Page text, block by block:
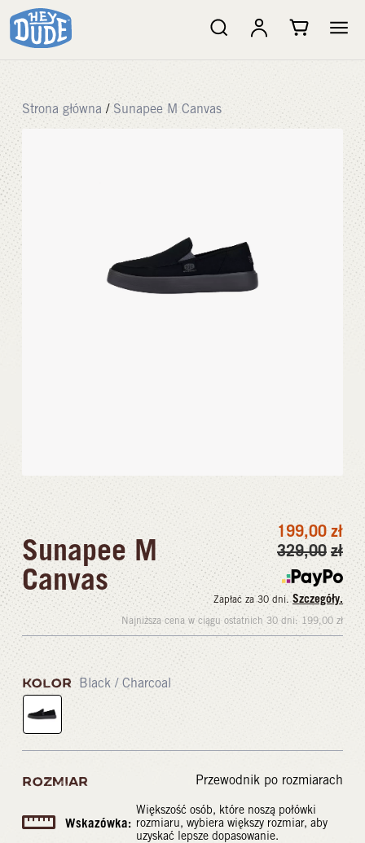
Strona główna / Sunapee M Canvas
Sunapee M
Canvas
199,00 zł
329,00 zł
Zapłać za 30 dni.Szczegóły.
Najniższa cena w ciągu ostatnich 30 dni: 199,00 zł
KOLOR Black / Charcoal
ROZMIAR Przewodnik po rozmiarach
Wskazówka:
Większość osób, które noszą połówki
rozmiaru, wybiera większy rozmiar, aby
uzyskać lepsze dopasowanie.